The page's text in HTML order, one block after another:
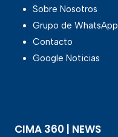
Sobre Nosotros
Grupo de WhatsApp
Contacto
Google Noticias
CIMA 360 | NEWS